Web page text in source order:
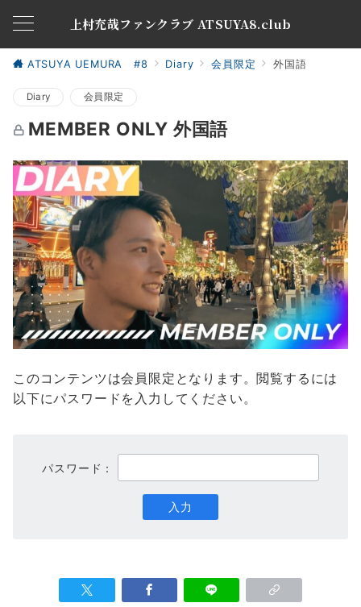
上村充哉ファンクラブ ATSUYA8.club
ATSUYA UEMURA #8 Diary 会員限定 外国語
Diary 会員限定
MEMBER ONLY 外国語
このコンテンツは会員限定となります。閲覧するには
以下にパスワードを入力してください。
パスワード：